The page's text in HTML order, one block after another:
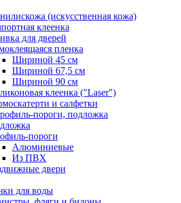
(искусственная кожа)
клеенка
для дверей
пленка
Шириной 45 см
Шириной 67,5 см
Шириной 90 см
клеенка ("Laser")
и салфетки
пороги, подложка
пороги
Алюминиевые
Из ПВХ
двери
для воды